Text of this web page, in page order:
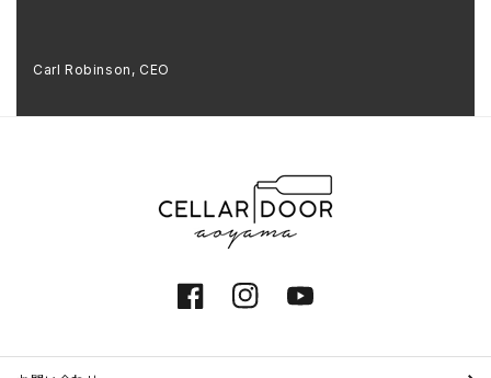
Carl Robinson, CEO
FacebookInstagramYouTube